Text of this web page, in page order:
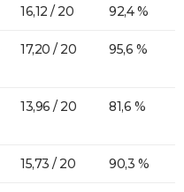
16,12 / 20 92,4 %
17,20 / 20 95,6 %
13,96 / 20 81,6 %
15,73 / 20 90,3 %